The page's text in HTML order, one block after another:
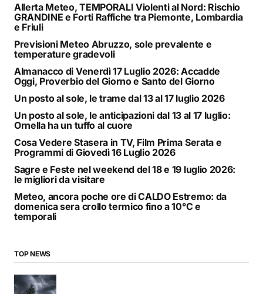
Allerta Meteo, TEMPORALI Violenti al Nord: Rischio
GRANDINE e Forti Raffiche tra Piemonte, Lombardia
e Friuli
Previsioni Meteo Abruzzo, sole prevalente e
temperature gradevoli
Almanacco di Venerdì 17 Luglio 2026: Accadde
Oggi, Proverbio del Giorno e Santo del Giorno
Un posto al sole, le trame dal 13 al 17 luglio 2026
Un posto al sole, le anticipazioni dal 13 al 17 luglio:
Ornella ha un tuffo al cuore
Cosa Vedere Stasera in TV, Film Prima Serata e
Programmi di Giovedì 16 Luglio 2026
Sagre e Feste nel weekend del 18 e 19 luglio 2026:
le migliori da visitare
Meteo, ancora poche ore di CALDO Estremo: da
domenica sera crollo termico fino a 10°C e
temporali
TOP NEWS